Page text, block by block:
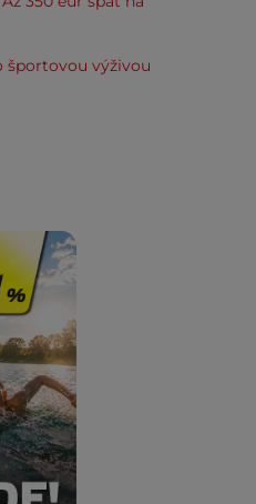
športovou výživou